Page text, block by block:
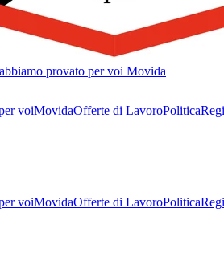
provato per voi Movida
voiMovidaOfferte di LavoroPolitica
voiMovidaOfferte di LavoroPolitica